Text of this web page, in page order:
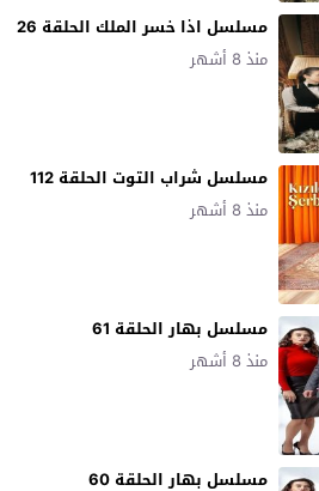
مسلسل اذا خسر الملك الحلقة 26
منذ 8 أشهر
مسلسل شراب التوت الحلقة 112
منذ 8 أشهر
مسلسل بهار الحلقة 61
منذ 8 أشهر
مسلسل بهار الحلقة 60